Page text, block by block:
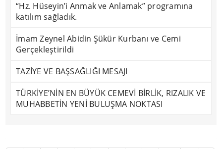
“Hz. Hüseyin’i Anmak ve Anlamak” programına
katılım sağladık.
İmam Zeynel Abidin Şükür Kurbanı ve Cemi
Gerçekleştirildi
TAZİYE VE BAŞSAĞLIĞI MESAJI
TÜRKİYE’NİN EN BÜYÜK CEMEVİ BİRLİK, RIZALIK VE
MUHABBETİN YENİ BULUŞMA NOKTASI